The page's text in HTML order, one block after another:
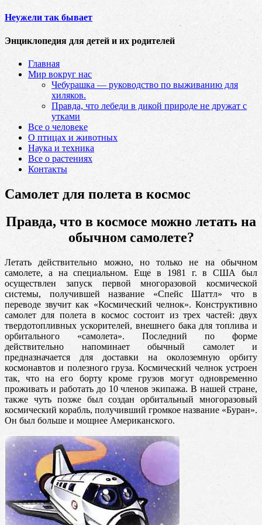
Неужели так бывает
Энциклопедия для детей и их родителей
Главная
Мир вокруг нас
Чебурашка — руководство по выживанию для
хиляков.
Правда, что лебеди в дикой природе не дружат с
утками
Все о человеке
О птицах и животных
Наука и техника
Все о растениях
Контакты
Самолет для полета в космос
Правда, что в космосе можно летать на
обычном самолете?
Летать действительно можно, но только не на обычном
самолете, а на специальном. Еще в 1981 г. в США был
осуществлен запуск первой многоразовой космической
системы, получившей название «Спейс Шаттл» что в
переводе звучит как «Космический челнок». Конструктивно
самолет для полета в космос состоит из трех частей: двух
твердотопливных ускорителей, внешнего бака для топлива и
орбитального «самолета». Последний по форме
действительно напоминает обычный самолет и
предназначается для доставки на околоземную орбиту
космонавтов и полезного груза. Космический челнок устроен
так, что на его борту кроме грузов могут одновременно
проживать и работать до 10 членов экипажа. В нашей стране,
также чуть позже был создан орбитальный многоразовый
космический корабль, получивший громкое название «Буран».
Он был больше и мощнее Американского.